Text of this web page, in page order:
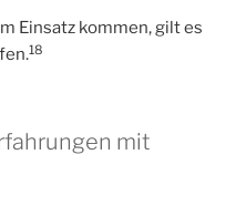
Einsatz kommen, gilt es
18
mit